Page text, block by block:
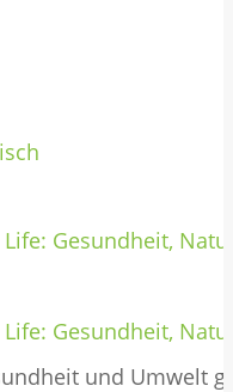
Gesundheit,
Gesundheit,
und Umwelt